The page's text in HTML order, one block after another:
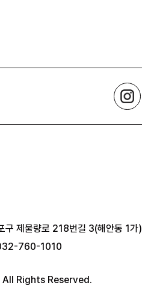
구 제물량로 218번길 3(해안동 1가)
760-1010
Rights Reserved.